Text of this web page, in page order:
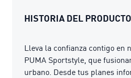
HISTORIA DEL PRODUCTO
Lleva la confianza contigo en
PUMA Sportstyle, que
urbano. Desde tus planes